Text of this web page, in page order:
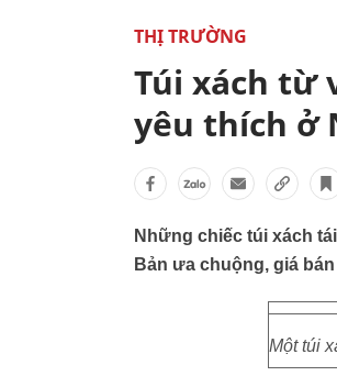
THỊ TRƯỜNG
Túi xách từ
yêu thích ở
Những chiếc túi xách
Bản ưa chuộng, giá
Một túi